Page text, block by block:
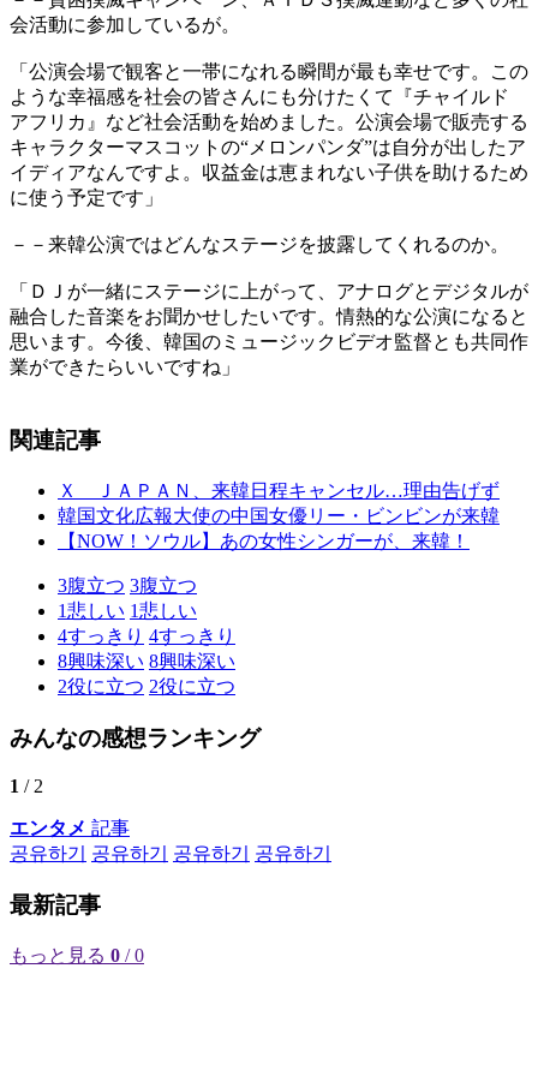
会活動に参加しているが。
「公演会場で観客と一帯になれる瞬間が最も幸せです。この
ような幸福感を社会の皆さんにも分けたくて『チャイルド
アフリカ』など社会活動を始めました。公演会場で販売する
キャラクターマスコットの“メロンパンダ”は自分が出したア
イディアなんですよ。収益金は恵まれない子供を助けるため
に使う予定です」
－－来韓公演ではどんなステージを披露してくれるのか。
「ＤＪが一緒にステージに上がって、アナログとデジタルが
融合した音楽をお聞かせしたいです。情熱的な公演になると
思います。今後、韓国のミュージックビデオ監督とも共同作
業ができたらいいですね」
関連記事
Ｘ ＪＡＰＡＮ、来韓日程キャンセル…理由告げず
韓国文化広報大使の中国女優リー・ビンビンが来韓
【NOW！ソウル】あの女性シンガーが、来韓！
3腹立つ 3腹立つ
1悲しい 1悲しい
4すっきり 4すっきり
8興味深い 8興味深い
2役に立つ 2役に立つ
みんなの感想ランキング
1 / 2
エンタメ 記事
공유하기
공유하기 공유하기 공유하기
最新記事
もっと見る 0 / 0